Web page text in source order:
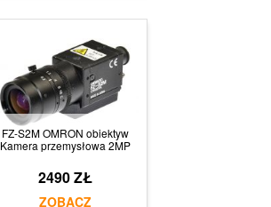
FZ-S2M OMRON obiektyw
Kamera przemysłowa 2MP
2490 ZŁ